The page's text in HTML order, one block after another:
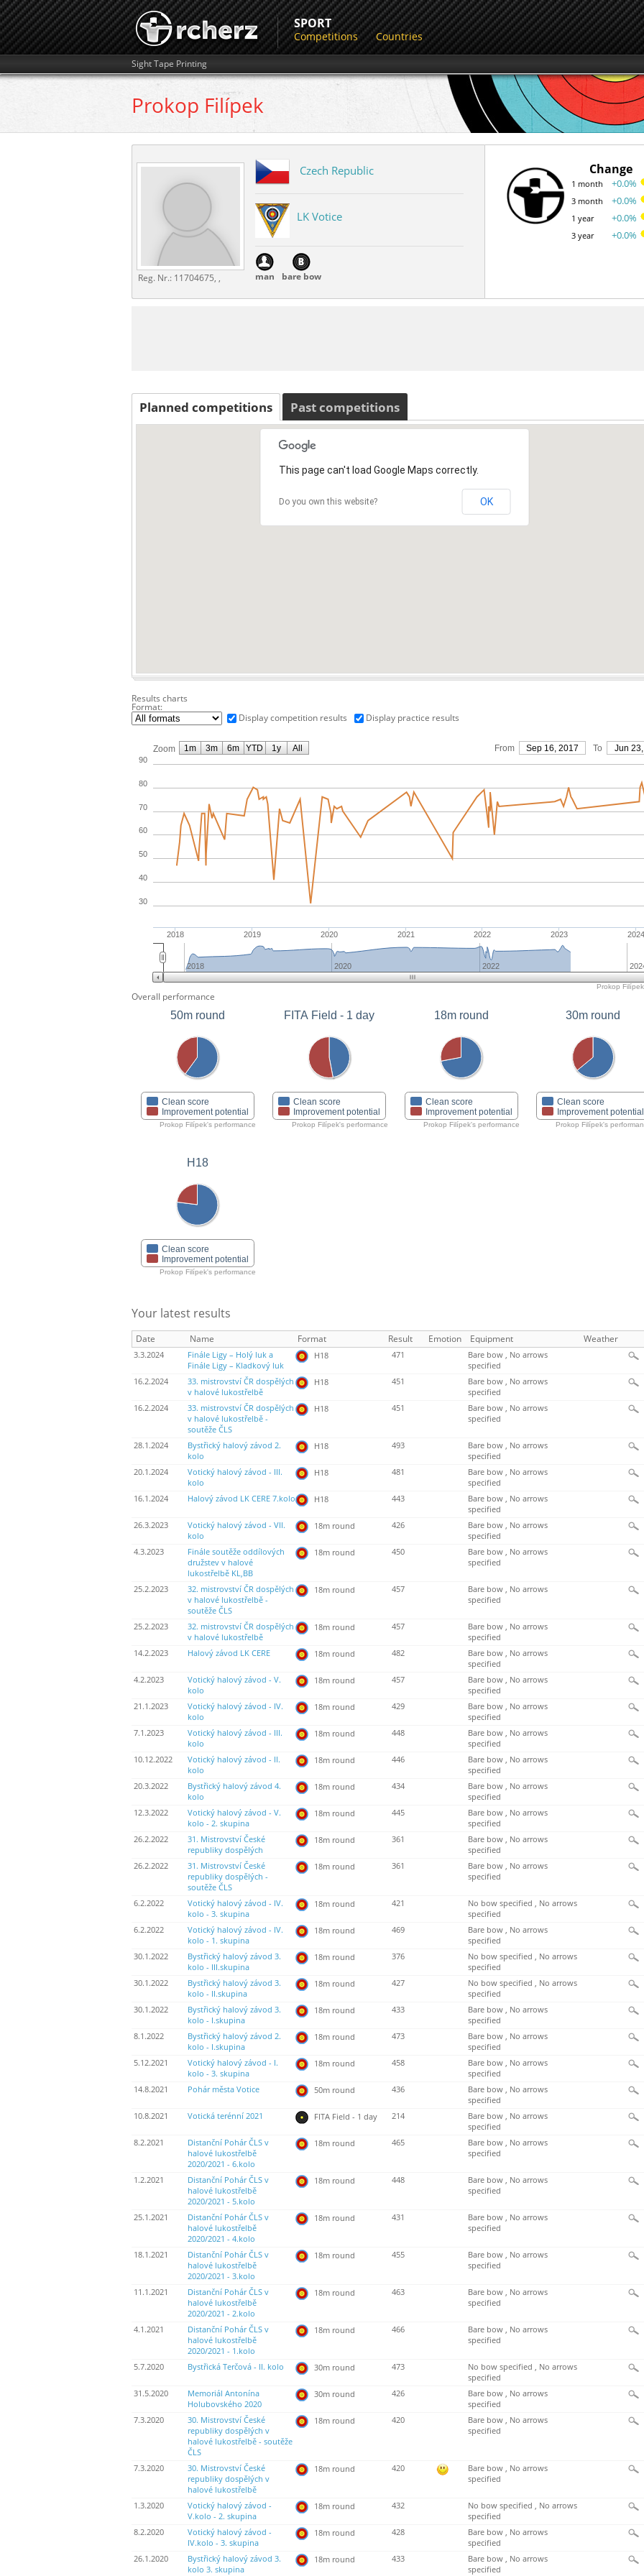
SPORT
Competitions Countries
Sight Tape Printing
Prokop Filípek
Reg. Nr.: 11704675, ,
Czech Republic
LK Votice
man bare bow
Change
1 month
3 month
1 year
3 year
+0.0%
+0.0%
+0.0%
+0.0%
Planned competitions Past competitions
This page can't load Google Maps correctly.
Do you own this website? OK
Results charts
Format:
Display competition results
Display practice results
Zoom From Sep 16, 2017 To Jun
2018 2019 2020 2021 2022 2023 2024
30
40
50
60
70
80
90
2020 2022
2018
1m 3m 6m YTD 1y All
Prokop
Overall performance
50m round
Clean score
Improvement potential
Prokop Filípek's performance
FITA Field - 1 day
Clean score
Improvement potential
Prokop Filípek's performance
18m round
Clean score
Improvement potential
Prokop Filípek's performance
30m round
Clean score
Improvement potential
Prokop Filípek's
H18
Clean score
Improvement potential
Prokop Filípek's performance
Your latest results
Date Name Format Result Emotion Equipment Weather
3.3.2024
Finále Ligy – Holý luk a
Finále Ligy – Kladkový luk
H18 471
Bare bow , No arrows
specified
16.2.2024
33. mistrovství ČR dospělých
v halové lukostřelbě
H18 451
Bare bow , No arrows
specified
16.2.2024
33. mistrovství ČR dospělých
v halové lukostřelbě -
soutěže ČLS
H18 451
Bare bow , No arrows
specified
28.1.2024
Bystřický halový závod 2.
kolo
H18 493
Bare bow , No arrows
specified
20.1.2024
Votický halový závod - III.
kolo
H18 481
Bare bow , No arrows
specified
16.1.2024
Halový závod LK CERE 7.kolo H18 443
Bare bow , No arrows
specified
26.3.2023
Votický halový závod - VII.
kolo
18m round 426
Bare bow , No arrows
specified
4.3.2023
Finále soutěže oddílových
družstev v halové
lukostřelbě KL,BB
18m round 450
Bare bow , No arrows
specified
25.2.2023
32. mistrovství ČR dospělých
v halové lukostřelbě -
soutěže ČLS
18m round 457
Bare bow , No arrows
specified
25.2.2023
32. mistrovství ČR dospělých
v halové lukostřelbě
18m round 457
Bare bow , No arrows
specified
14.2.2023
Halový závod LK CERE 18m round 482
Bare bow , No arrows
specified
4.2.2023
Votický halový závod - V.
kolo
18m round 457
Bare bow , No arrows
specified
21.1.2023
Votický halový závod - IV.
kolo
18m round 429
Bare bow , No arrows
specified
7.1.2023
Votický halový závod - III.
kolo
18m round 448
Bare bow , No arrows
specified
10.12.2022
Votický halový závod - II.
kolo
18m round 446
Bare bow , No arrows
specified
20.3.2022
Bystřický halový závod 4.
kolo
18m round 434
Bare bow , No arrows
specified
12.3.2022
Votický halový závod - V.
kolo - 2. skupina
18m round 445
Bare bow , No arrows
specified
26.2.2022
31. Mistrovství České
republiky dospělých
18m round 361
Bare bow , No arrows
specified
26.2.2022
31. Mistrovství České
republiky dospělých -
soutěže ČLS
18m round 361
Bare bow , No arrows
specified
6.2.2022
Votický halový závod - IV.
kolo - 3. skupina
18m round 421
No bow specified , No arrows
specified
6.2.2022
Votický halový závod - IV.
kolo - 1. skupina
18m round 469
Bare bow , No arrows
specified
30.1.2022
Bystřický halový závod 3.
kolo - III.skupina
18m round 376
No bow specified , No arrows
specified
30.1.2022
Bystřický halový závod 3.
kolo - II.skupina
18m round 427
No bow specified , No arrows
specified
30.1.2022
Bystřický halový závod 3.
kolo - I.skupina
18m round 433
Bare bow , No arrows
specified
8.1.2022
Bystřický halový závod 2.
kolo - I.skupina
18m round 473
Bare bow , No arrows
specified
5.12.2021
Votický halový závod - I.
kolo - 3. skupina
18m round 458
Bare bow , No arrows
specified
14.8.2021
Pohár města Votice 50m round 436
Bare bow , No arrows
specified
10.8.2021
Votická terénní 2021 FITA Field - 1 day 214
Bare bow , No arrows
specified
8.2.2021
Distanční Pohár ČLS v
halové lukostřelbě
2020/2021 - 6.kolo
18m round 465
Bare bow , No arrows
specified
1.2.2021
Distanční Pohár ČLS v
halové lukostřelbě
2020/2021 - 5.kolo
18m round 448
Bare bow , No arrows
specified
25.1.2021
Distanční Pohár ČLS v
halové lukostřelbě
2020/2021 - 4.kolo
18m round 431
Bare bow , No arrows
specified
18.1.2021
Distanční Pohár ČLS v
halové lukostřelbě
2020/2021 - 3.kolo
18m round 455
Bare bow , No arrows
specified
11.1.2021
Distanční Pohár ČLS v
halové lukostřelbě
2020/2021 - 2.kolo
18m round 463
Bare bow , No arrows
specified
4.1.2021
Distanční Pohár ČLS v
halové lukostřelbě
2020/2021 - 1.kolo
18m round 466
Bare bow , No arrows
specified
5.7.2020 Bystřická Terčová - II. kolo 30m round 473
No bow specified , No arrows
specified
31.5.2020
Memoriál Antonína
Holubovského 2020
30m round 426
Bare bow , No arrows
specified
7.3.2020
30. Mistrovství České
republiky dospělých v
halové lukostřelbě - soutěže
ČLS
18m round 420
Bare bow , No arrows
specified
7.3.2020
30. Mistrovství České
republiky dospělých v
halové lukostřelbě
18m round 420
Bare bow , No arrows
specified
1.3.2020
Votický halový závod -
V.kolo - 2. skupina
18m round 432
No bow specified , No arrows
specified
8.2.2020
Votický halový závod -
IV.kolo - 3. skupina
18m round 428
Bare bow , No arrows
specified
26.1.2020
Bystřický halový závod 3.
kolo 3. skupina
18m round 433
Bare bow , No arrows
specified